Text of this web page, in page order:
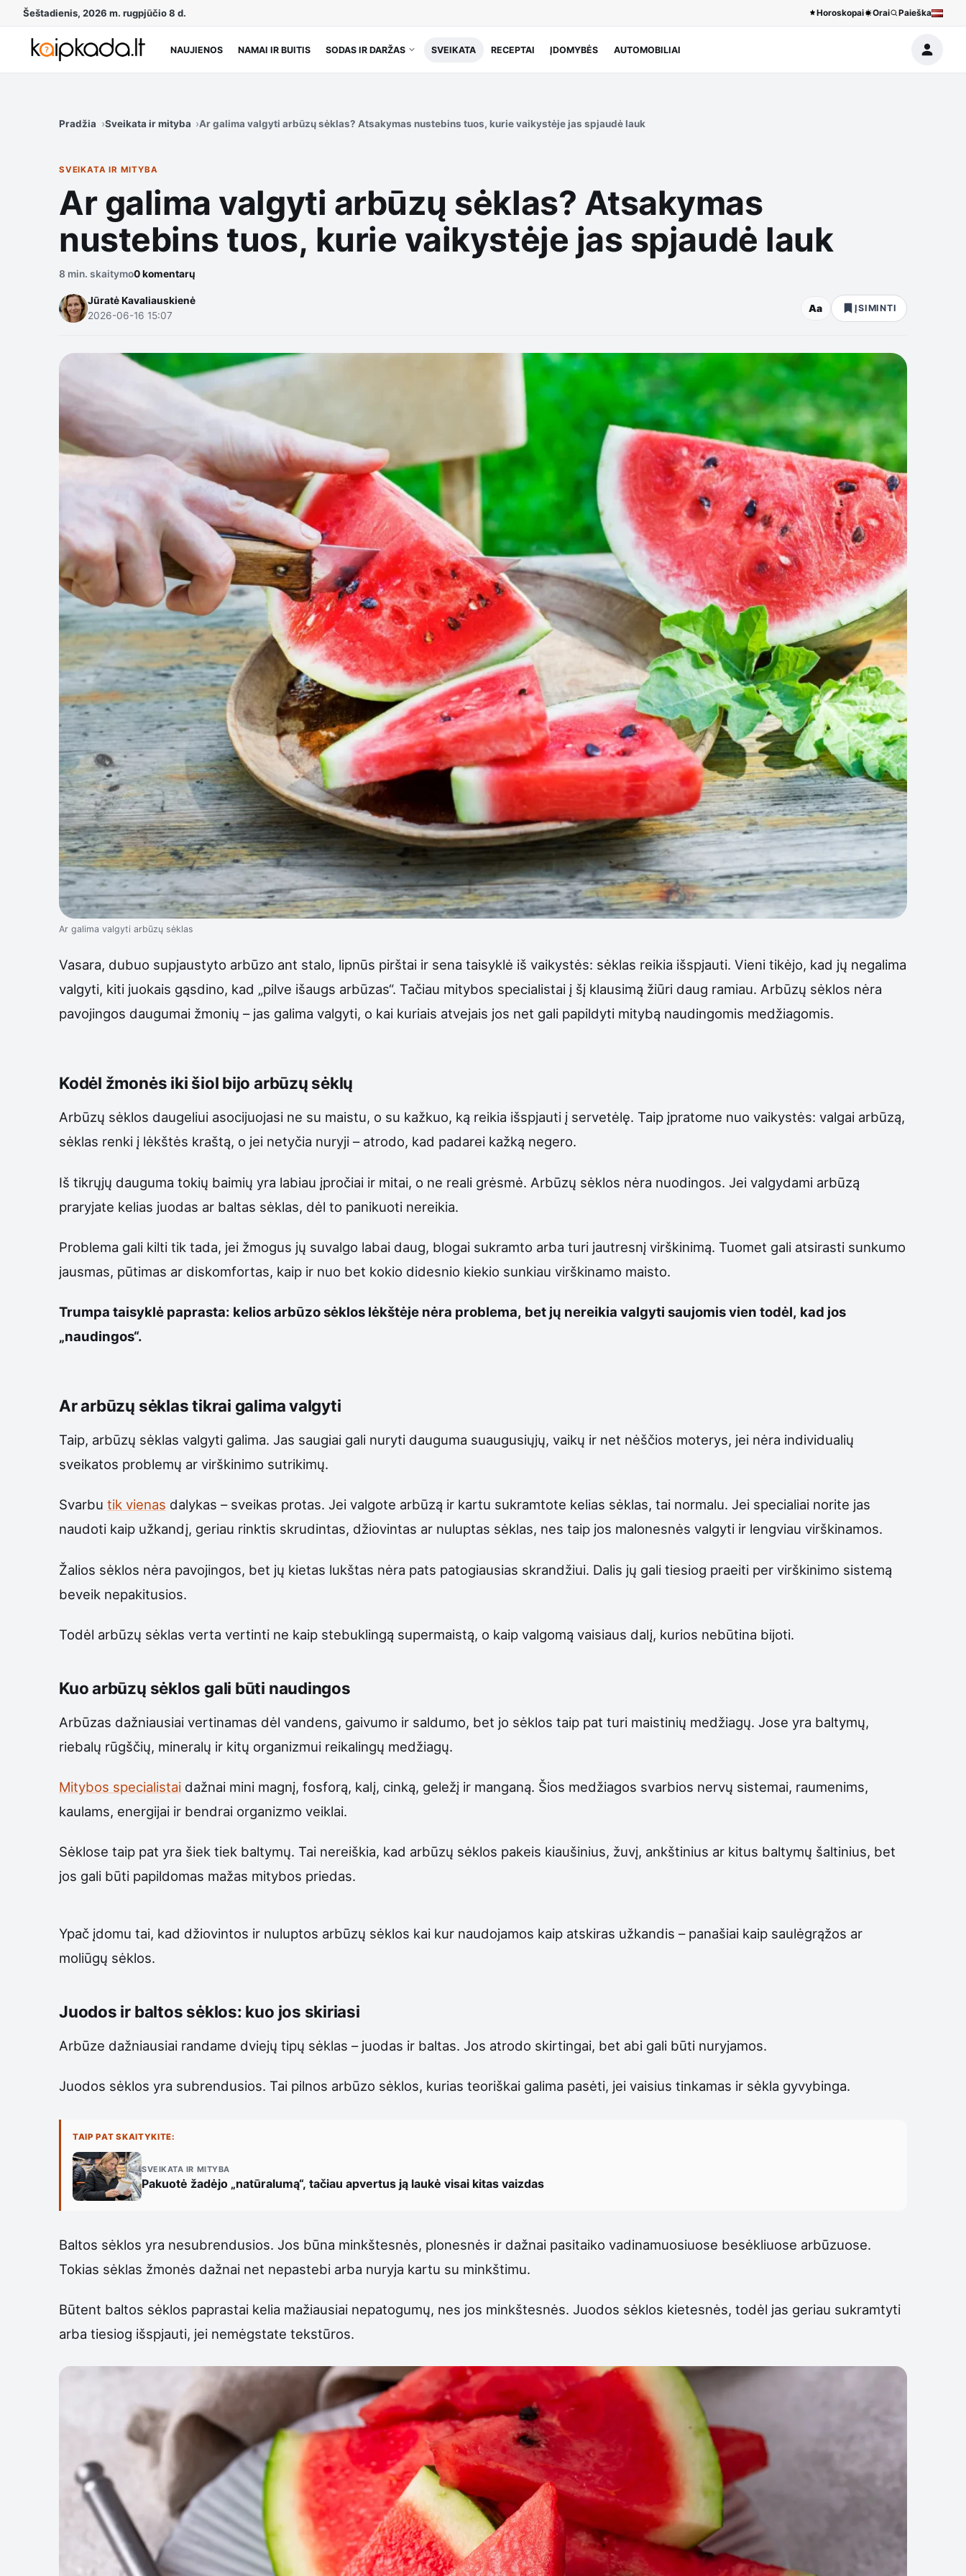
Šeštadienis, 2026 m. rugpjūčio 8 d. Horoskopai Orai Paieška
NAUJIENOS NAMAI IR BUITIS SODAS IR DARŽAS SVEIKATA RECEPTAI ĮDOMYBĖS AUTOMOBILIAI
Pradžia Sveikata ir mityba Ar galima valgyti arbūzų sėklas? Atsakymas nustebins tuos, kurie vaikystėje jas spjaudė lauk
SVEIKATA IR MITYBA
Ar galima valgyti arbūzų sėklas? Atsakymas
nustebins tuos, kurie vaikystėje jas spjaudė lauk
8 min. skaitymo0 komentarų
Jūratė Kavaliauskienė
2026-06-16 15:07
Aa ĮSIMINTI
Ar galima valgyti arbūzų sėklas
Vasara, dubuo supjaustyto arbūzo ant stalo, lipnūs pirštai ir sena taisyklė iš vaikystės: sėklas reikia išspjauti. Vieni tikėjo, kad jų negalima
valgyti, kiti juokais gąsdino, kad „pilve išaugs arbūzas“. Tačiau mitybos specialistai į šį klausimą žiūri daug ramiau. Arbūzų sėklos nėra
pavojingos daugumai žmonių – jas galima valgyti, o kai kuriais atvejais jos net gali papildyti mitybą naudingomis medžiagomis.
Kodėl žmonės iki šiol bijo arbūzų sėklų
Arbūzų sėklos daugeliui asocijuojasi ne su maistu, o su kažkuo, ką reikia išspjauti į servetėlę. Taip įpratome nuo vaikystės: valgai arbūzą,
sėklas renki į lėkštės kraštą, o jei netyčia nuryji – atrodo, kad padarei kažką negero.
Iš tikrųjų dauguma tokių baimių yra labiau įpročiai ir mitai, o ne reali grėsmė. Arbūzų sėklos nėra nuodingos. Jei valgydami arbūzą
praryjate kelias juodas ar baltas sėklas, dėl to panikuoti nereikia.
Problema gali kilti tik tada, jei žmogus jų suvalgo labai daug, blogai sukramto arba turi jautresnį virškinimą. Tuomet gali atsirasti sunkumo
jausmas, pūtimas ar diskomfortas, kaip ir nuo bet kokio didesnio kiekio sunkiau virškinamo maisto.
Trumpa taisyklė paprasta: kelios arbūzo sėklos lėkštėje nėra problema, bet jų nereikia valgyti saujomis vien todėl, kad jos
„naudingos“.
Ar arbūzų sėklas tikrai galima valgyti
Taip, arbūzų sėklas valgyti galima. Jas saugiai gali nuryti dauguma suaugusiųjų, vaikų ir net nėščios moterys, jei nėra individualių
sveikatos problemų ar virškinimo sutrikimų.
Svarbu tik vienas dalykas – sveikas protas. Jei valgote arbūzą ir kartu sukramtote kelias sėklas, tai normalu. Jei specialiai norite jas
naudoti kaip užkandį, geriau rinktis skrudintas, džiovintas ar nuluptas sėklas, nes taip jos malonesnės valgyti ir lengviau virškinamos.
Žalios sėklos nėra pavojingos, bet jų kietas lukštas nėra pats patogiausias skrandžiui. Dalis jų gali tiesiog praeiti per virškinimo sistemą
beveik nepakitusios.
Todėl arbūzų sėklas verta vertinti ne kaip stebuklingą supermaistą, o kaip valgomą vaisiaus dalį, kurios nebūtina bijoti.
Kuo arbūzų sėklos gali būti naudingos
Arbūzas dažniausiai vertinamas dėl vandens, gaivumo ir saldumo, bet jo sėklos taip pat turi maistinių medžiagų. Jose yra baltymų,
riebalų rūgščių, mineralų ir kitų organizmui reikalingų medžiagų.
Mitybos specialistai dažnai mini magnį, fosforą, kalį, cinką, geležį ir manganą. Šios medžiagos svarbios nervų sistemai, raumenims,
kaulams, energijai ir bendrai organizmo veiklai.
Sėklose taip pat yra šiek tiek baltymų. Tai nereiškia, kad arbūzų sėklos pakeis kiaušinius, žuvį, ankštinius ar kitus baltymų šaltinius, bet
jos gali būti papildomas mažas mitybos priedas.
Ypač įdomu tai, kad džiovintos ir nuluptos arbūzų sėklos kai kur naudojamos kaip atskiras užkandis – panašiai kaip saulėgrąžos ar
moliūgų sėklos.
Juodos ir baltos sėklos: kuo jos skiriasi
Arbūze dažniausiai randame dviejų tipų sėklas – juodas ir baltas. Jos atrodo skirtingai, bet abi gali būti nuryjamos.
Juodos sėklos yra subrendusios. Tai pilnos arbūzo sėklos, kurias teoriškai galima pasėti, jei vaisius tinkamas ir sėkla gyvybinga.
TAIP PAT SKAITYKITE:
SVEIKATA IR MITYBA
Pakuotė žadėjo „natūralumą“, tačiau apvertus ją laukė visai kitas vaizdas
Baltos sėklos yra nesubrendusios. Jos būna minkštesnės, plonesnės ir dažnai pasitaiko vadinamuosiuose besėkliuose arbūzuose.
Tokias sėklas žmonės dažnai net nepastebi arba nuryja kartu su minkštimu.
Būtent baltos sėklos paprastai kelia mažiausiai nepatogumų, nes jos minkštesnės. Juodos sėklos kietesnės, todėl jas geriau sukramtyti
arba tiesiog išspjauti, jei nemėgstate tekstūros.